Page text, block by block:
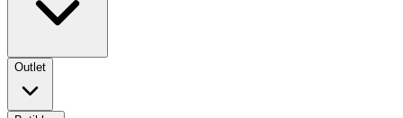
Outlet